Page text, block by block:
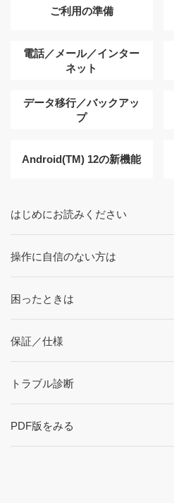
ご利用の準備
電話／メール／インター
ネット
データ移行／バックアッ
プ
Android(TM) 12の新機能
はじめにお読みください
操作に自信のない方は
困ったときは
保証／仕様
トラブル診断
PDF版をみる